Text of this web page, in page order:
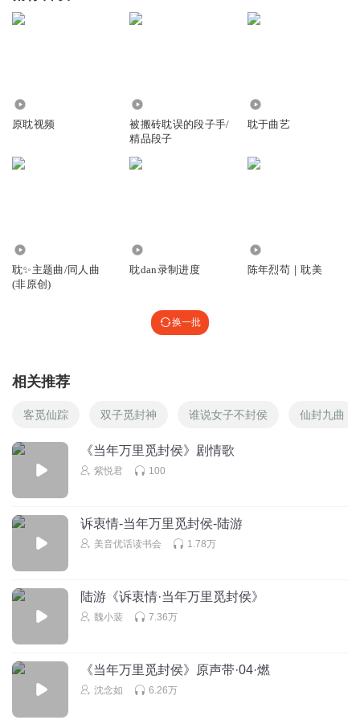
原耽视频
被搬砖耽误的段子手/
精品段子
耽于曲艺
耽✨主题曲/同人曲
(非原创)
耽dan录制进度 陈年烈苟｜耽美
换一批
相关推荐
客觅仙踪 双子觅封神 谁说女子不封侯 仙封九曲
《当年万里觅封侯》剧情歌
紫悦君 100
诉衷情-当年万里觅封侯-陆游
美音优话读书会 1.78万
陆游《诉衷情·当年万里觅封侯》
魏小裴 7.36万
《当年万里觅封侯》原声带·04·燃
沈念如 6.26万